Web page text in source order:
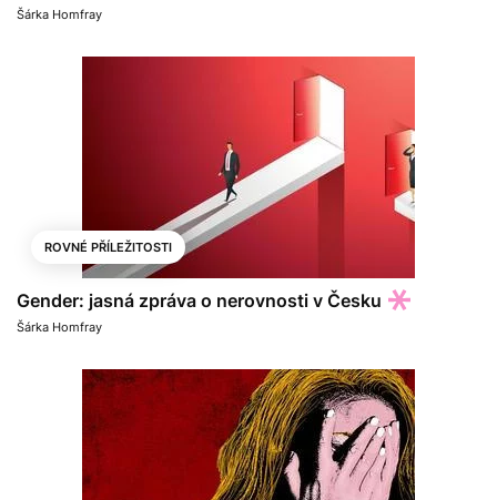
Šárka Homfray
ROVNÉ PŘÍLEŽITOSTI
Gender: jasná zpráva o nerovnosti v Česku
Šárka Homfray